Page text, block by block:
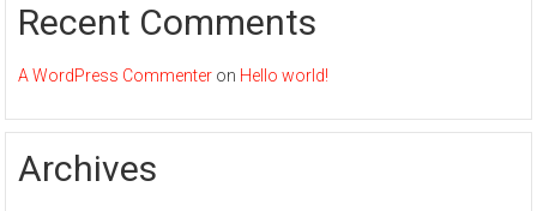
Recent Comments
A WordPress Commenter on Hello world!
Archives